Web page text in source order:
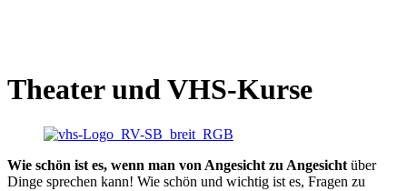
Theater und VHS-Kurse
Wie schön ist es, wenn man von Angesicht zu Angesicht über
Dinge sprechen kann! Wie schön und wichtig ist es, Fragen zu